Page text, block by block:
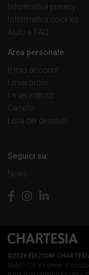
Informativa privacy
Informativa cookies
Aiuto e FAQ
Area personale
Il mio account
I miei ordini
I miei indirizzi
Carrello
Lista dei desideri
Seguici su:
News
©2026 EDIZIONI
(Italy) - C.F. e numero